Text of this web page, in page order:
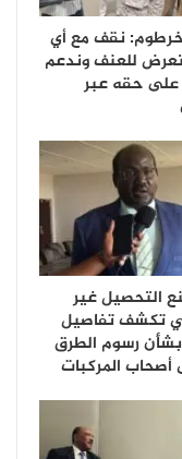
نقف مع أي
للعنف وندعم
حقه عبر
التحصيل غير
تكشف تفاصيل
رسوم الطرق
أصحاب المركبات